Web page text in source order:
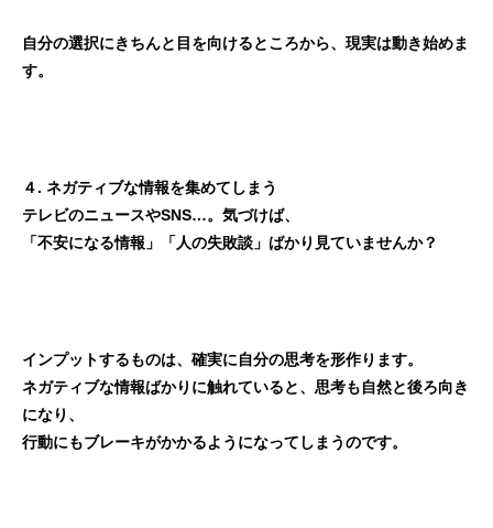
自分の選択にきちんと目を向けるところから、現実は動き始めま
す。
４. ネガティブな情報を集めてしまう
テレビのニュースやSNS…。気づけば、
「不安になる情報」「人の失敗談」ばかり見ていませんか？
インプットするものは、確実に自分の思考を形作ります。
ネガティブな情報ばかりに触れていると、思考も自然と後ろ向き
になり、
行動にもブレーキがかかるようになってしまうのです。